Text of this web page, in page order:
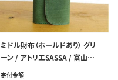
ミドル財布（ホールドあり） グリ
ーン / アトリエSASSA / 富山県
朝日町 [34310074]
寄付金額